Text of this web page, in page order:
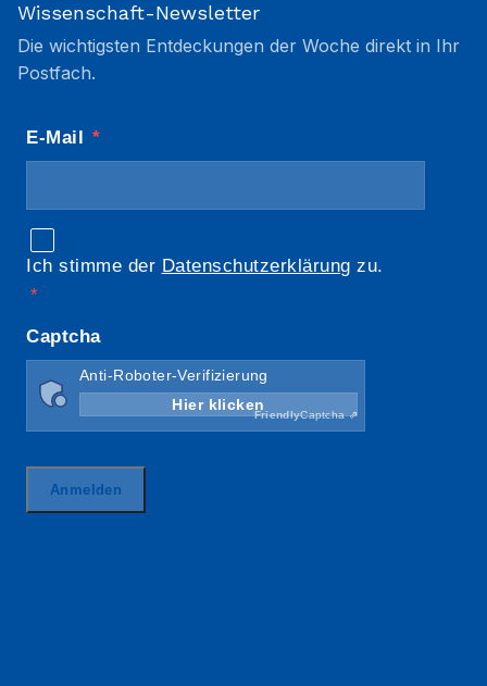
Wissenschaft-Newsletter
Die wichtigsten Entdeckungen der Woche direkt in Ihr
Postfach.